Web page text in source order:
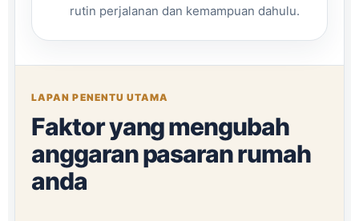
rutin perjalanan dan kemampuan dahulu.
LAPAN PENENTU UTAMA
Faktor yang mengubah
anggaran pasaran rumah
anda